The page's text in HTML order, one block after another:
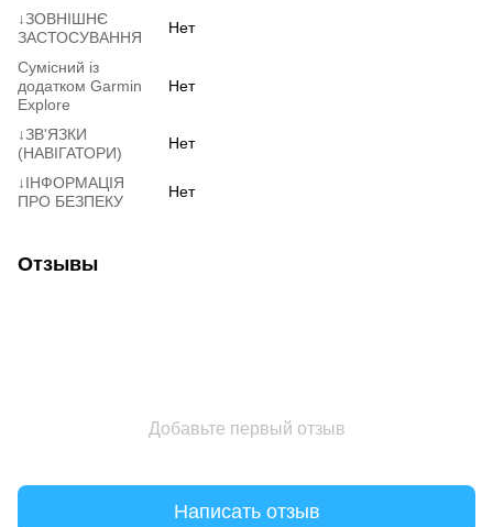
↓ЗОВНІШНЄ
ЗАСТОСУВАННЯ
Нет
Сумісний із
додатком Garmin
Explore
Нет
↓ЗВ'ЯЗКИ
(НАВІГАТОРИ)
Нет
↓ІНФОРМАЦІЯ
ПРО БЕЗПЕКУ
Нет
Отзывы
Добавьте первый отзыв
Написать отзыв